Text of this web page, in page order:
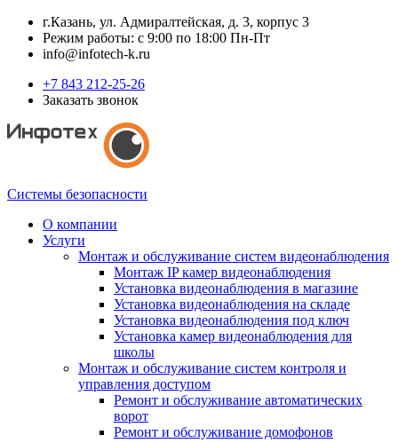
г.Казань, ул. Адмиралтейская, д. 3, корпус 3
Режим работы: с 9:00 по 18:00 Пн-Пт
info@infotech-k.ru
+7 843 212-25-26
Заказать звонок
Системы безопасности
О компании
Услуги
Монтаж и обслуживание систем видеонаблюдения
Монтаж IP камер видеонаблюдения
Установка видеонаблюдения в магазине
Установка видеонаблюдения на складе
Установка видеонаблюдения под ключ
Установка камер видеонаблюдения для
школы
Монтаж и обслуживание систем контроля и
управления доступом
Ремонт и обслуживание автоматических
ворот
Ремонт и обслуживание домофонов